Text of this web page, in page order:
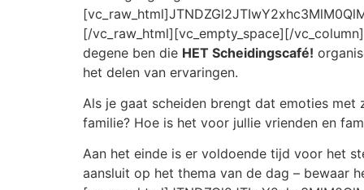
[/vc_raw_html][vc_empty_space][/
degene ben die HET Scheidingscafé!
het delen van ervaringen.
Als je gaat scheiden brengt dat emoties
familie? Hoe is het voor jullie vrienden en
Aan het einde is er voldoende tijd voor het
aansluit op het thema van de dag – bewaar